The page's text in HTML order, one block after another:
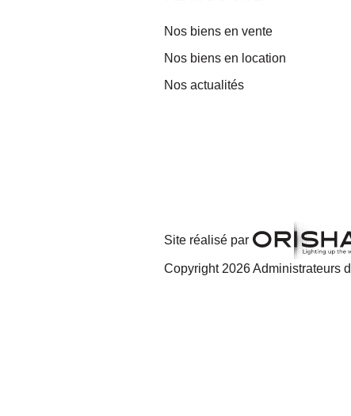
Nos biens en vente
Nos biens en location
Nos actualités
Site réalisé par
Copyright 2026 Administrateurs